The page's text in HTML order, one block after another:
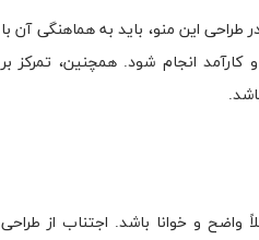
این منو، باید به هماهنگی آن با
انجام شود. همچنین، تمرکز بر
و خوانا باشد. اجتناب از طراحی